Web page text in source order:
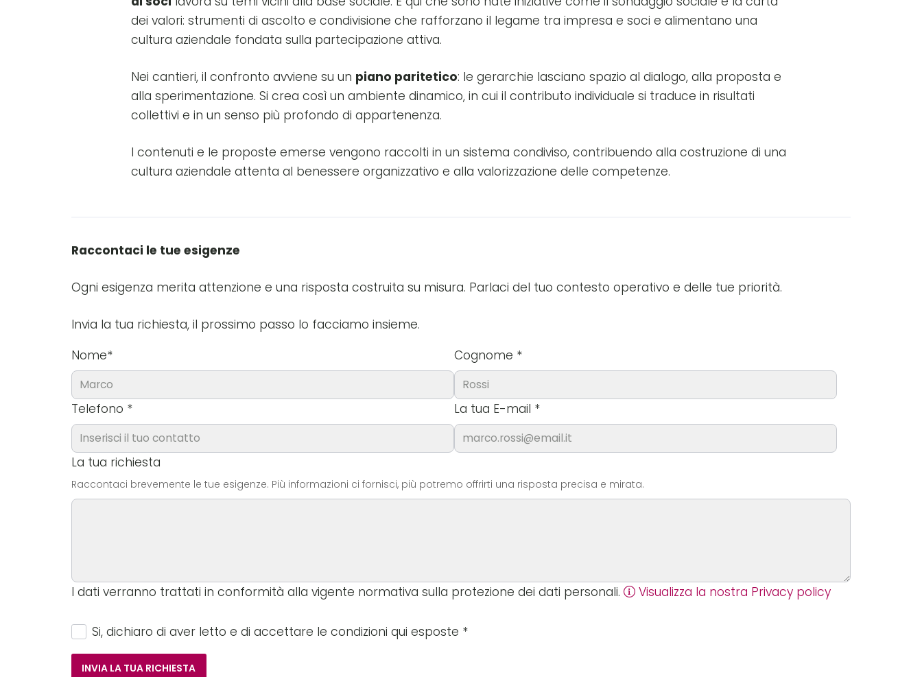
dei valori: strumenti di ascolto e condivisione che rafforzano il legame tra impresa e soci e alimentano una
cultura aziendale fondata sulla partecipazione attiva.
Nei cantieri, il confronto avviene su un piano paritetico: le gerarchie lasciano spazio al dialogo, alla proposta e
alla sperimentazione. Si crea così un ambiente dinamico, in cui il contributo individuale si traduce in risultati
collettivi e in un senso più profondo di appartenenza.
I contenuti e le proposte emerse vengono raccolti in un sistema condiviso, contribuendo alla costruzione di una
cultura aziendale attenta al benessere organizzativo e alla valorizzazione delle competenze.
Raccontaci le tue esigenze
Ogni esigenza merita attenzione e una risposta costruita su misura. Parlaci del tuo contesto operativo e delle tue priorità.
Invia la tua richiesta, il prossimo passo lo facciamo insieme.
Nome* Cognome *
Telefono * La tua E-mail *
La tua richiesta
Raccontaci brevemente le tue esigenze. Più informazioni ci fornisci, più potremo offrirti una risposta precisa e mirata.
I dati verranno trattati in conformità alla vigente normativa sulla protezione dei dati personali. Visualizza la nostra Privacy policy
Si, dichiaro di aver letto e di accettare le condizioni qui esposte *
Si prega di lasciare vuoto questo campo.